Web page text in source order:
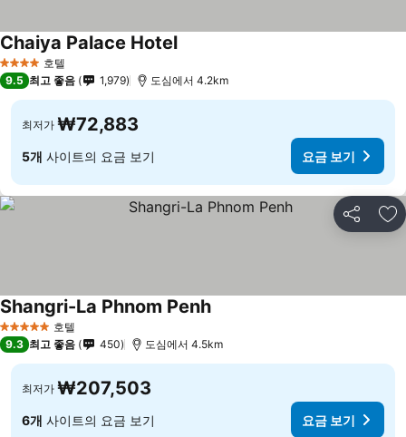
4 성급 호텔
Chaiya Palace Hotel
9.5 최고 좋음 1,979 도심에서 4.2km
최저가 ₩72,883
5개 사이트의 요금 보기 요금 보기
공유 즐
5 성급 호텔
Shangri-La Phnom Penh
9.3 최고 좋음 450 도심에서 4.5km
최저가 ₩207,503
6개 사이트의 요금 보기 요금 보기